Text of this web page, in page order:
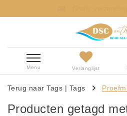
Menu Verlanglijst
Terug naar Tags | Tags
Producten getagd